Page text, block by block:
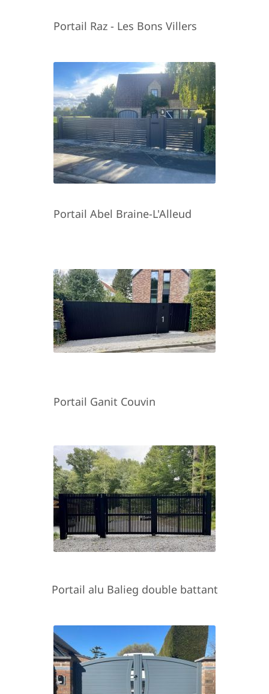
Portail Raz - Les Bons Villers
Portail Abel Braine-L'Alleud
Portail Ganit Couvin
Portail alu Balieg double battant